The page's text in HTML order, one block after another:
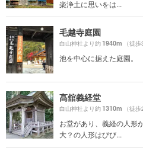
楽浄土に思いをは...
毛越寺庭園
白山神社より約1940m （徒歩
池を中心に据えた庭園。
髙舘義経堂
白山神社より約1310m （徒歩
お堂があり、義経の人形
大？の人形はびび...